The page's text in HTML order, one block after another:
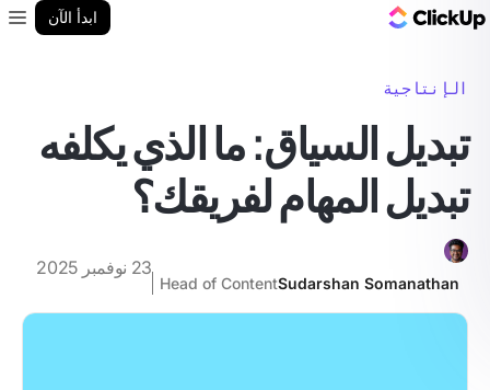
ابدأ الآن
الإنتاجية
تبديل السياق: ما الذي يكلفه
تبديل المهام لفريقك؟
Sudarshan Somanathan
Head of Content
23 نوفمبر 2025